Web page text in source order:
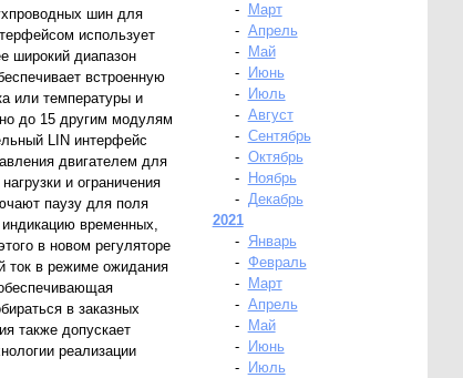
шин для
использует
широкий диапазон
встроенную
или температуры и
до 15 другим модулям
LIN интерфейс
двигателем для
и ограничения
паузу для поля
временных,
в новом регуляторе
ток в режиме ожидания
в заказных
также допускает
реализации
-
Март
- Апрель
-
Май
-
Июнь
-
Июль
- Август
- Сентябрь
- Октябрь
-
Ноябрь
- Декабрь
2021
-
Январь
- Февраль
-
Март
- Апрель
-
Май
-
Июнь
-
Июль